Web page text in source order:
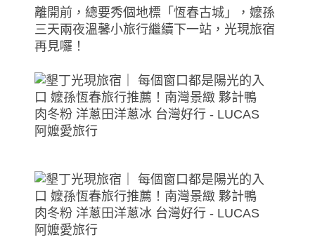
離開前，總要秀個地標「恆春古城」，嬤孫
三天兩夜溫馨小旅行繼續下一站，光現旅宿
再見囉！